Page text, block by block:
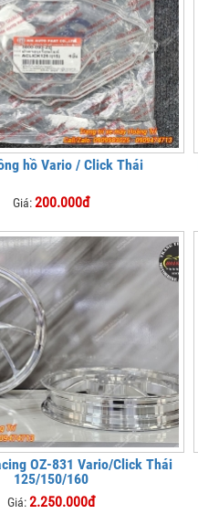
hồ Vario / Click Thái
Giá:200.000đ
OZ-831 Vario/Click Thái
125/150/160
Giá:2.250.000đ